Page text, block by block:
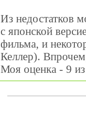
Из недостатков
с японской
фильма, и
Келлер).
Моя оценка - 9